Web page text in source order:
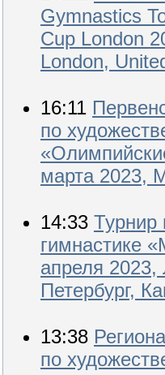
Gymnastics
Cup London
London,
16:11
по
марта 2023,
14:33 Турнир
гимнастике
апреля
Петербург,
13:38
по